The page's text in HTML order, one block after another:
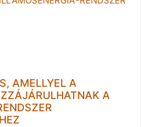
AMELLYEL A
A